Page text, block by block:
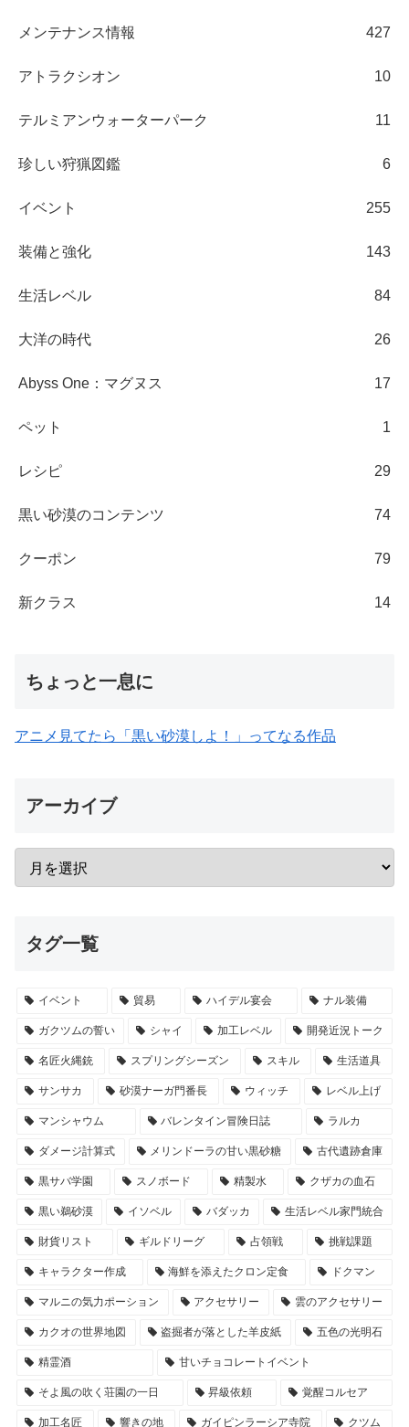
メンテナンス情報 427
アトラクシオン 10
テルミアンウォーターパーク 11
珍しい狩猟図鑑 6
イベント 255
装備と強化 143
生活レベル 84
大洋の時代 26
Abyss One：マグヌス 17
ペット 1
レシピ 29
黒い砂漠のコンテンツ 74
クーポン 79
新クラス 14
ちょっと一息に
アニメ見てたら「黒い砂漠しよ！」ってなる作品
アーカイブ
タグ一覧
イベント 貿易 ハイデル宴会 ナル装備
ガクツムの誓い シャイ 加工レベル 開発近況トーク
名匠火縄銃 スプリングシーズン スキル 生活道具
サンサカ 砂漠ナーガ門番長 ウィッチ レベル上げ
マンシャウム バレンタイン冒険日誌 ラルカ
ダメージ計算式 メリンドーラの甘い黒砂糖 古代遺跡倉庫
黒サバ学園 スノボード 精製水 クザカの血石
黒い鵜砂漠 イソベル バダッカ 生活レベル家門統合
財貨リスト ギルドリーグ 占領戦 挑戦課題
キャラクター作成 海鮮を添えたクロン定食 ドクマン
マルニの気力ポーション アクセサリー 雲のアクセサリー
カクオの世界地図 盗掘者が落とした羊皮紙 五色の光明石
精霊酒 甘いチョコレートイベント
そよ風の吹く荘園の一日 昇級依頼 覚醒コルセア
加工名匠 響きの地 ガイピンラーシア寺院 クツム